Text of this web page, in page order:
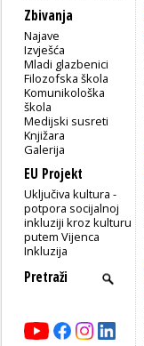
Zbivanja
Najave
Izvješća
Mladi glazbenici
Filozofska škola
Komunikološka
škola
Medijski susreti
Knjižara
Galerija
EU Projekt
Uključiva kultura -
potpora socijalnoj
inkluziji kroz kulturu
putem Vijenca
Inkluzija